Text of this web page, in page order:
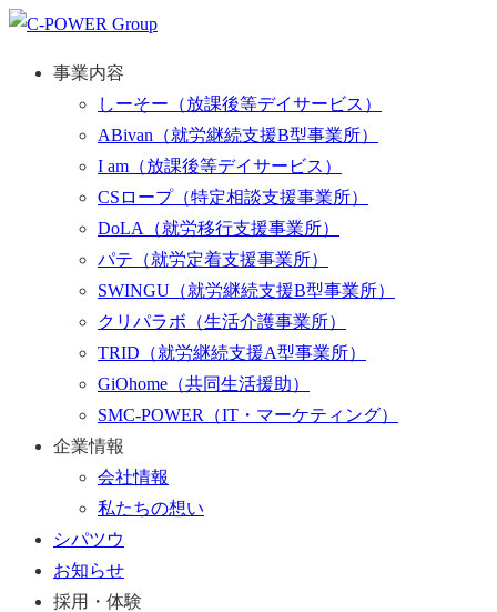
事業内容
しーそー （放課後等デイサービス）
ABivan （就労継続支援B型事業所）
I am （放課後等デイサービス）
CSロープ（特定相談支援事業所）
DoLA
（就労移行支援事業所）
パテ （就労定着支援事業所）
SWINGU （就労継続支援B型事業所）
クリパラボ （生活介護事業所）
TRID （就労継続支援A型事業所）
GiOhome （共同生活援助）
SMC-POWER
（IT・マーケティング）
企業情報
会社情報
私たちの想い
シパツウ
お知らせ
採用・体験